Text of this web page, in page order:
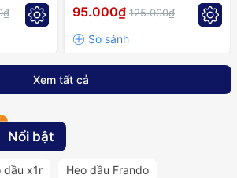
95.000₫ 125.000₫
Xem tất cả
Nổi bật
dầu x1r Heo dầu Frando